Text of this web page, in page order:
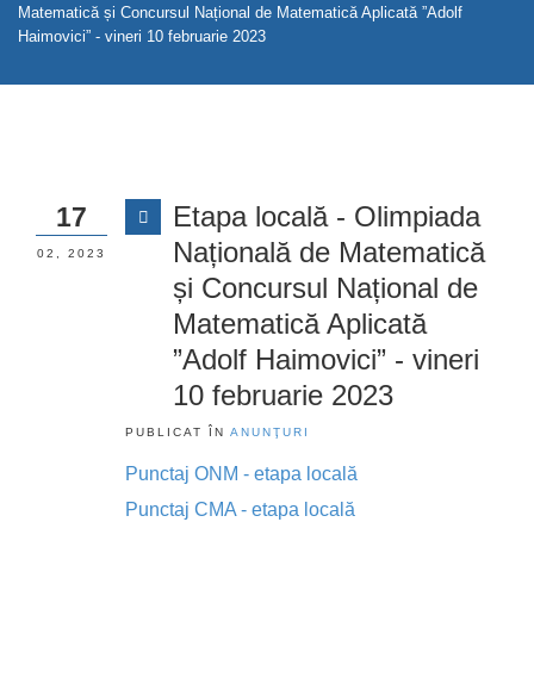
Matematică și Concursul Național de Matematică Aplicată ”Adolf
Haimovici” - vineri 10 februarie 2023
Etapa locală - Olimpiada
Națională de Matematică
și Concursul Național de
Matematică Aplicată
”Adolf Haimovici” - vineri
10 februarie 2023
PUBLICAT ÎN ANUNŢURI
Punctaj ONM - etapa locală
Punctaj CMA - etapa locală
17
02, 2023